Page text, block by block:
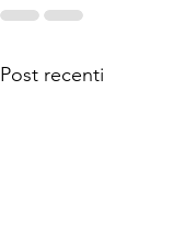
Post recenti